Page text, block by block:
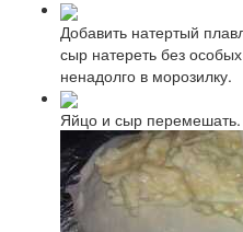
Добавить натертый
сыр натереть без
ненадолго в морозилку.
Яйцо и сыр перемешать.